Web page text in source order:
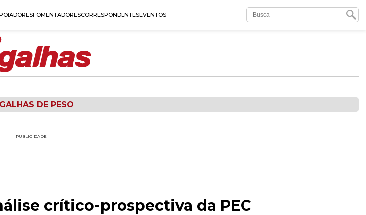
FOMENTADORESCORRESPONDENTESEVENTOS
DE PESO
PUBLICIDADE
crítico-prospectiva da PEC